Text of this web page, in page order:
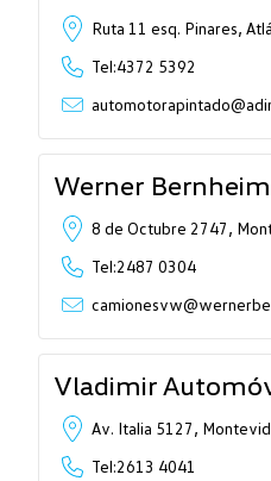
Ruta 11 esq. Pinares,
Tel:4372 5392
Werner Bernheim
8 de Octubre 2747,
Tel:2487 0304
Vladimir
Av. Italia 5127,
Tel:2613 4041